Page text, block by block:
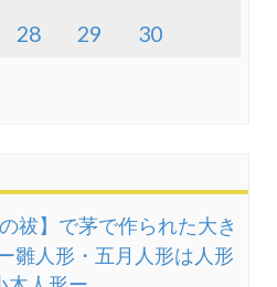
28 29 30
祓】で茅で作られた大き
雛人形・五月人形は人形